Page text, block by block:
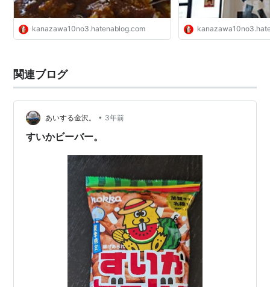
kanazawa10no3.hatenablog.com
関連ブログ
あいする金沢。 • 3年前
すいかビーバー。